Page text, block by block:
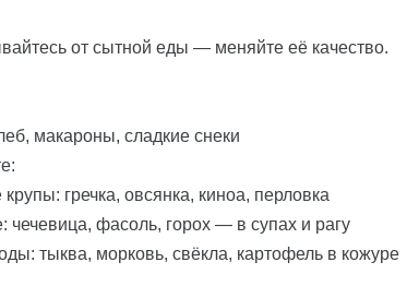
от сытной еды — меняйте её качество.
макароны, сладкие снеки
гречка, овсянка, киноа, перловка
чечевица, фасоль, горох — в супах и рагу
тыква, морковь, свёкла, картофель в кожуре